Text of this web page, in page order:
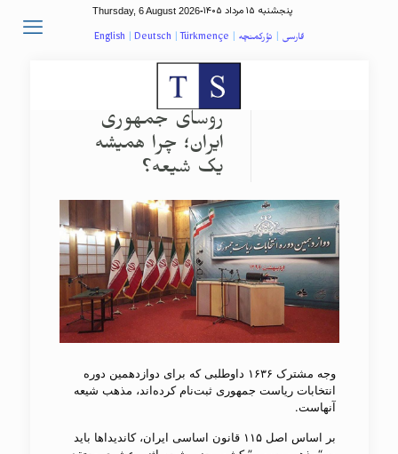
Thursday, 6 August 2026- پنجشنبه ۱۵ مرداد ۱۴۰۵
فارسی | تؤرکمنچه |
English | Deutsch | Türkmençe
روسای جمهوری
ایران؛ چرا همیشه
یک شیعه؟
وجه مشترک ۱۶۳۶ داوطلبی که برای دوازدهمین دوره
انتخابات ریاست جمهوری ثبت‌نام کرده‌اند، مذهب شیعه
آنهاست.
بر اساس اصل ۱۱۵ قانون اساسی ایران، کاندیداها باید